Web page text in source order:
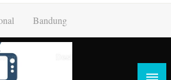
Bandung